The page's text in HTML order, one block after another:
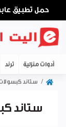
حمل تطبيق
أدوات منزلية ترند
ستاند كبسولات حديد 60
ستاند كبسولات